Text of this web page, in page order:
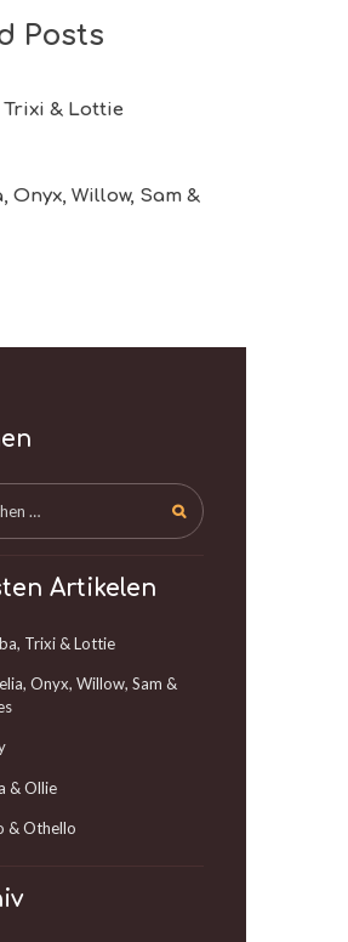
Posts
Trixi & Lottie
Onyx, Willow, Sam &
Artikelen
Trixi & Lottie
Onyx, Willow, Sam &
& Ollie
& Othello